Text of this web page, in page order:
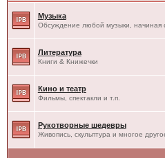
Музыка
Обсуждение любой музыки, начиная
Литература
Книги & Книжечки
Кино и театр
Фильмы, спектакли и т.п.
Рукотворные шедевры
Живопись, скульптура и многое